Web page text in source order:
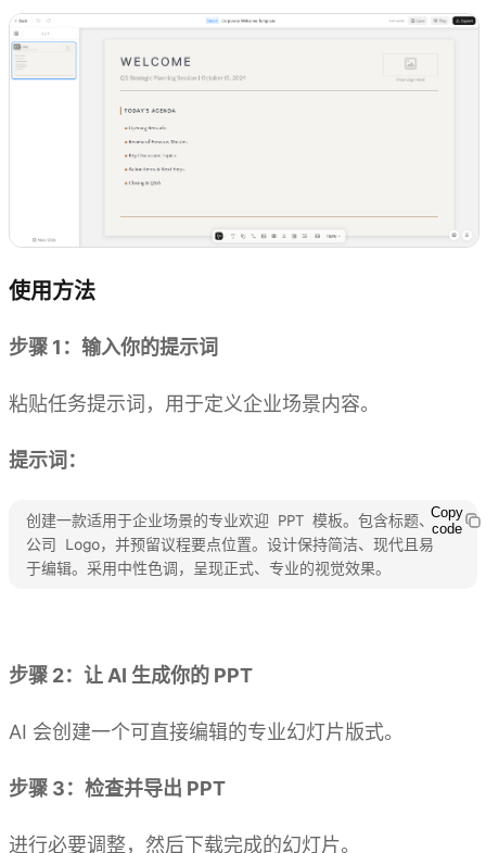
使用方法
步骤 1：输入你的提示词
粘贴任务提示词，用于定义企业场景内容。
提示词：
创建一款适用于企业场景的专业欢迎 PPT 模板。包含标题、
公司 Logo，并预留议程要点位置。设计保持简洁、现代且易
于编辑。采用中性色调，呈现正式、专业的视觉效果。
Copy
code
步骤 2：让 AI 生成你的 PPT
AI 会创建一个可直接编辑的专业幻灯片版式。
步骤 3：检查并导出 PPT
进行必要调整，然后下载完成的幻灯片。